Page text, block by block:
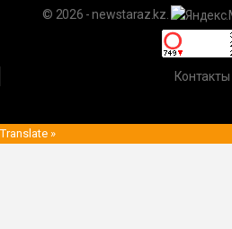
© 2026 - newstaraz.kz.
Контакты
Translate »